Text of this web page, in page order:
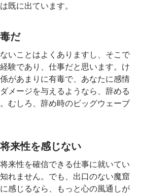
既に出ています。
だ
いことはよくありますし、そこで
験であり、仕事だと思います。け
があまりに有毒で、あなたに感情
メージを与えるようなら、辞める
むしろ、辞め時のビッグウェーブ
来性を感じない
来性を確信できる仕事に就いてい
れません。でも、出口のない魔窟
感じるなら、もっと心の風通しが